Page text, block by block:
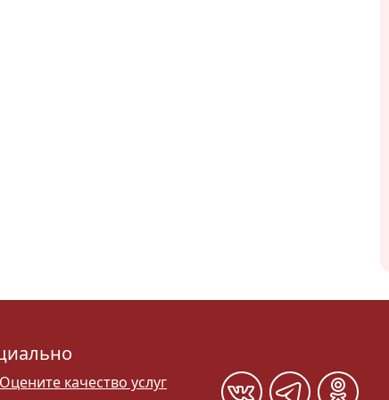
Оцените качество услуг